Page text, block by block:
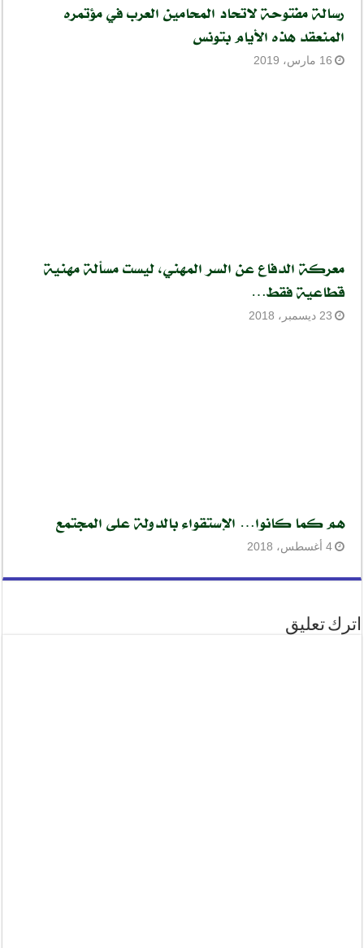
رسالة مفتوحة لاتحاد المحامين العرب في مؤتمره
المنعقد هذه الأيام بتونس
16 مارس، 2019
معركة الدفاع عن السر المهني، ليست مسألة مهنية
قطاعية فقط…
23 ديسمبر، 2018
هم كما كانوا… الإستقواء بالدولة على المجتمع
4 أغسطس، 2018
اترك تعليق